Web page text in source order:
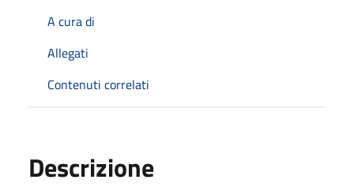
A cura di
Allegati
Contenuti correlati
Descrizione